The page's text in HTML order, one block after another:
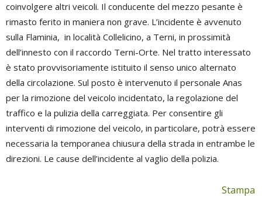
coinvolgere altri veicoli. Il conducente del mezzo pesante è
rimasto ferito in maniera non grave. L’incidente è avvenuto
sulla Flaminia, in località Collelicino, a Terni, in prossimità
dell’innesto con il raccordo Terni-Orte. Nel tratto interessato
è stato provvisoriamente istituito il senso unico alternato
della circolazione. Sul posto è intervenuto il personale Anas
per la rimozione del veicolo incidentato, la regolazione del
traffico e la pulizia della carreggiata. Per consentire gli
interventi di rimozione del veicolo, in particolare, potrà essere
necessaria la temporanea chiusura della strada in entrambe le
direzioni. Le cause dell’incidente al vaglio della polizia.
Stampa